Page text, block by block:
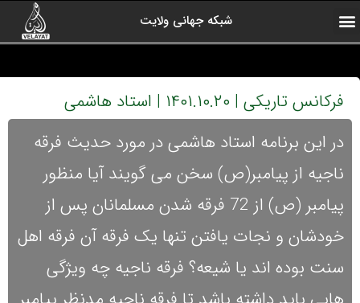
شبکه جهانی ولایت
فرکانس تاریکی | ۱۴۰۱.۱۰.۲۰ | استاد هاشمی
در این برنامه استاد هاشمی در مورد حدیث فرقه
ناجیه از پیامبر(ص) سخن می گویند آیا منظور
پیامبر (ص) از 72 فرقه شدن مسلمانان پس از
خودشان و نجات یافتن تنها یک فرقه آن فرقه اهل
سنت بوده اند یا شیعه؟ فرقه ناجیه چه ویژگی